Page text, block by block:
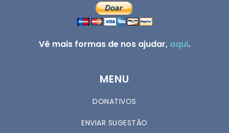
Vê mais formas de nos ajudar, aqui.
MENU
DONATIVOS
ENVIAR SUGESTÃO